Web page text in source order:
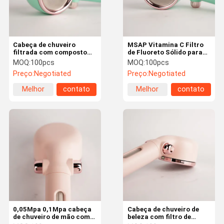
Fábrica
MSAP Vitamina C Filtro
de Fluoreto Sólido para
Cabeça de Chuveiro com
Varinha de Mão
MOQ:100pcs
Preço:Negotiated
Melhor
contato
Cabeça de chuveiro
filtrada com composto
MSAP para banho
removendo filtro de cloro
para chuveiro
MOQ:100pcs
Preço:Negotiated
Melhor
contato
Cabeça de chuveiro de
beleza com filtro de
0,05Mpa 0,1Mpa cabeça
de chuveiro de mão com